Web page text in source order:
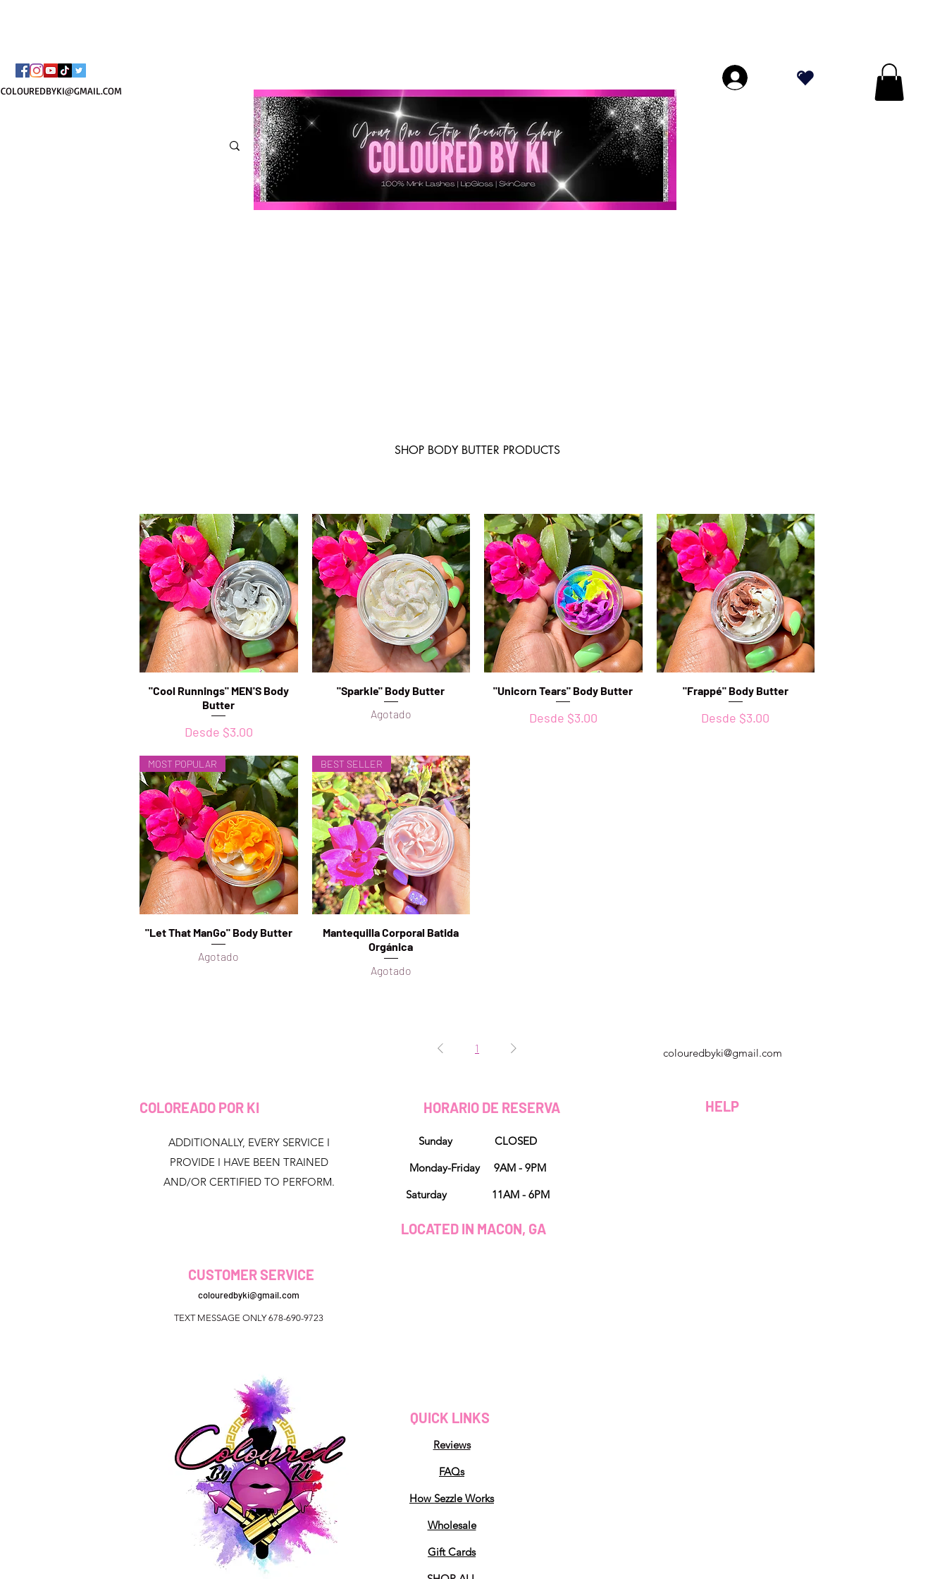
COLOUREDBYKI@GMAIL.COM
SHOP BODY BUTTER PRODUCTS
Vista rápida
"Cool Runnings" MEN'S Body
Butter
Desde $3.00
Precio de oferta
Vista rápida
"Sparkle" Body Butter
Agotado
Vista rápida
"Unicorn Tears" Body Butter
Desde $3.00
Precio de oferta
Vista rápida
"Frappé" Body Butter
Desde $3.00
Precio de oferta
Vista rápida
MOST POPULAR
"Let That ManGo" Body Butter
Agotado
Vista rápida
BEST SELLER
Mantequilla Corporal Batida
Orgánica
Agotado
1
COLOREADO POR KI
ADDITIONALLY, EVERY SERVICE I
PROVIDE I HAVE BEEN TRAINED
AND/OR CERTIFIED TO PERFORM.
colouredbyki@gmail.com
Lunes a viernes de 9 a. M. A 8 p. M.
HORARIO DE RESERVA HELP
Sunday CLOSED
Monday-Friday 9AM - 9PM
Saturday 11AM - 6PM
LOCATED IN MACON, GA
CUSTOMER SERVICE
colouredbyki@gmail.com
TEXT MESSAGE ONLY 678-690-9723
QUICK LINKS
Reviews
FAQs
How Sezzle Works
Wholesale
Gift Cards